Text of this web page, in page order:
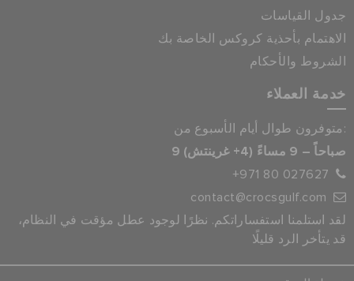
جدول القياسات
الاهتمام بأحذية كروكس الخاصة بك
الشروط والأحكام
خدمة العملاء
متوفرون طوال أيام الأسبوع من:
9 صباحاً – 9 مساءً (4+ غرينتش)
+971 80 027627
contact@crocsgulf.com
لقد استلمنا استفساراتكم. نظرًا لوجود عطل مؤقت في النظام،
قد يتأخر الرد قليلًا